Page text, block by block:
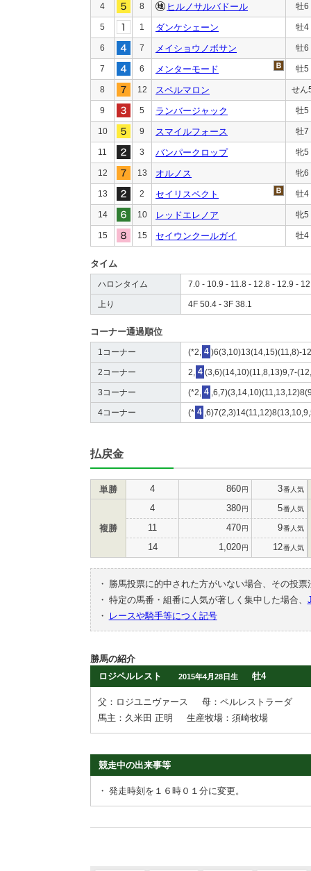
4 8 ヒルノサルバドール 牡6
5 1 ダンケシェーン 牡4
6 7 メイショウノボサン 牡6
7 6 メンターモード 牡5
8 12 スペルマロン せん
9 5 ランバージャック 牡5
10 9 スマイルフォース 牡7
11 3 バンパークロップ 牝5
12 13 オルノス 牝6
13 2 セイリスペクト 牡4
14 10 レッドエレノア 牝5
15 15 セイウンクールガイ 牡4
タイム
ハロンタイム 7.0 - 10.9 - 11.8 - 12.8 - 12.9 -
上り 4F 50.4 - 3F 38.1
コーナー通過順位
1コーナー (*2, 4 )6(3,10)13(14,15)(11,8)-
2コーナー 2, 4 (3,6)(14,10)(11,8,13)9,7-
3コーナー (*2, 4
4コーナー (* 4
払戻金
単勝 4 860円 3番人気
複勝
4 380円 5番人気
11 470円 9番人気
14 1,020円 12番人気
・
勝馬投票に的中された方がいない場合、その投
・ 特定の馬番・組番に人気が著しく集中した場合、
・
レースや騎手等につく記号
勝馬の紹介
ロジペルレスト
2015年4月28日生 牡4
父：ロジユニヴァース
母：ペルレストラーダ
馬主：久米田 正明
生産牧場：須崎牧場
競走中の出来事等
・ 発走時刻を１６時０１分に変更。